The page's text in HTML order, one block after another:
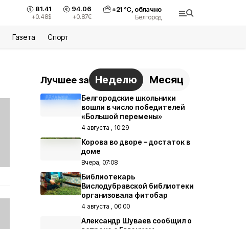
81.41
+0.48$
94.06
+0.87€
+21°С, облачно
Белгород
Газета Спорт
Лучшее за Неделю Месяц
Белгородские школьники
вошли в число победителей
«Большой перемены»
4 августа , 10:29
Корова во дворе – достаток в
доме
Вчера, 07:08
Библиотекарь
Вислодубравской библиотеки
организовала фитобар
4 августа , 00:00
Александр Шуваев сообщил о